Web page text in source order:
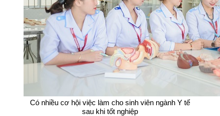
Có nhiều cơ hội việc làm cho sinh viên ngành Y tế
sau khi tốt nghiệp